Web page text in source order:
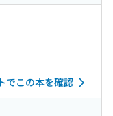
でこの本を確認